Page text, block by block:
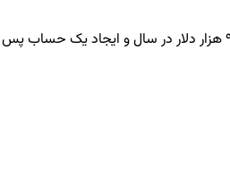
همچنین شامل سیاست‌هایی است که هم کانادایی‌ها و هم تازه واردان را تحت تأثیر قرار می‌دهد، مانند ایجاد یک برنامه ملی مراقبت از دندان برای خانواده‌هایی با درآمد کمتر از ۹۰ هزار دلار در سال و ایجاد یک حساب پس